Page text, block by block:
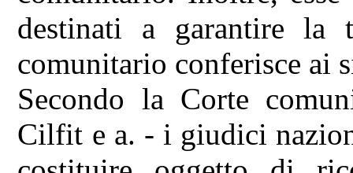
destinati a garantire
comunitario conferisce ai
Secondo la Corte
Cilfit e a. - i giudici